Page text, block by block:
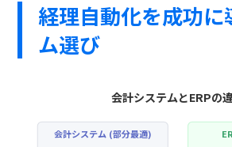
経理自動化を成功に
ム選び
会計システムとERPの
会計システム (部分最適)